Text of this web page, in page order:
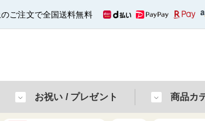
ご注文で全国送料無料
お祝い / プレゼント 商品カ